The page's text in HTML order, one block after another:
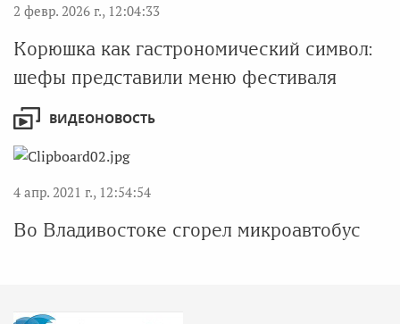
2 февр. 2026 г., 12:04:33
Корюшка как гастрономический символ:
шефы представили меню фестиваля
ВИДЕОНОВОСТЬ
4 апр. 2021 г., 12:54:54
Во Владивостоке сгорел микроавтобус